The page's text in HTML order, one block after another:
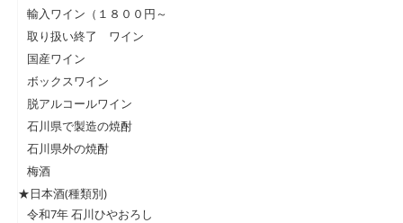
輸入ワイン（１８００円～
取り扱い終了 ワイン
国産ワイン
ボックスワイン
脱アルコールワイン
石川県で製造の焼酎
石川県外の焼酎
梅酒
★日本酒(種類別)
令和7年 石川ひやおろし